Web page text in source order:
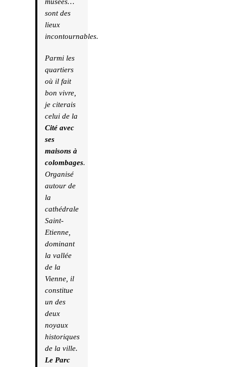
musées…
sont des
lieux
incontournables.
Parmi les
quartiers
où il fait
bon vivre,
je citerais
celui de la
Cité avec
ses
maisons à
colombages.
Organisé
autour de
la
cathédrale
Saint-
Etienne,
dominant
la vallée
de la
Vienne, il
constitue
un des
deux
noyaux
historiques
de la ville.
Le Parc